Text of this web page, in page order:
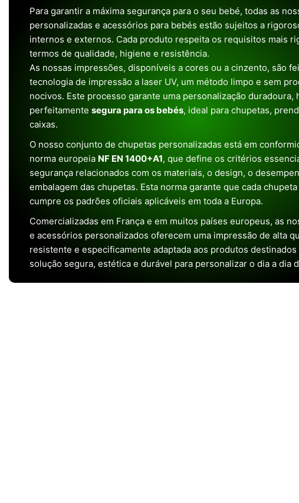
Para garantir a máxima segurança para o seu bebé, todas as
personalizadas e acessórios para bebés estão sujeitos a
internos e externos. Cada produto respeita os requisitos mais
termos de qualidade, higiene e resistência.
As nossas impressões, disponíveis a cores ou a cinzento, são
tecnologia de impressão a laser UV, um método limpo e sem
nocivos. Este processo garante uma personalização duradoura,
perfeitamente segura para os bebés, ideal para chupetas,
caixas.
O nosso conjunto de chupetas personalizadas está em
norma europeia NF EN 1400+A1, que define os critérios
segurança relacionados com os materiais, o design, o
embalagem das chupetas. Esta norma garante que cada
cumpre os padrões oficiais aplicáveis em toda a Europa.
Comercializadas em França e em muitos países europeus, as
e acessórios personalizados oferecem uma impressão de alta
resistente e especificamente adaptada aos produtos destinados
solução segura, estética e durável para personalizar o dia a dia